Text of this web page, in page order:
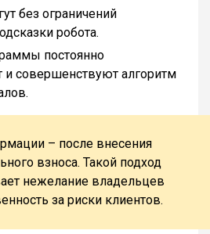
без ограничений
робота.
постоянно
и совершенствуют алгоритм
– после внесения
взноса. Такой подход
нежелание владельцев
за риски клиентов.